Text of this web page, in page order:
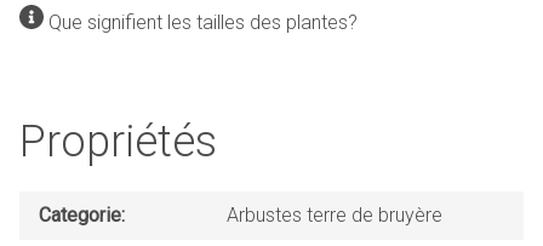
Que signifient les tailles des plantes?
Propriétés
Categorie Arbustes terre de bruyère